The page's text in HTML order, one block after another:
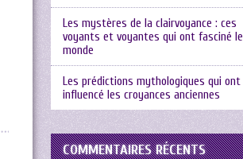
Les mystères de la clairvoyance : ces
voyants et voyantes qui ont fasciné le
monde
Les prédictions mythologiques qui ont
influencé les croyances anciennes
COMMENTAIRES RÉCENTS